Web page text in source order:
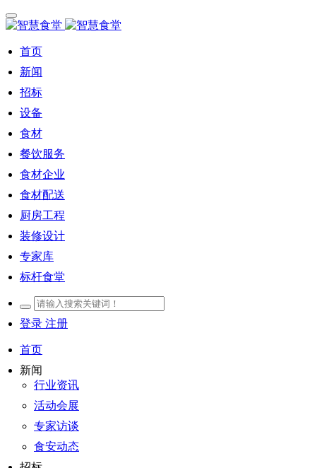
首页
新闻
招标
设备
食材
餐饮服务
食材企业
食材配送
厨房工程
装修设计
专家库
标杆食堂
登录 注册
首页
新闻
行业资讯
活动会展
专家访谈
食安动态